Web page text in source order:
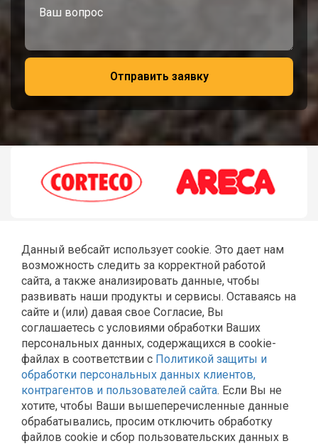
Данный вебсайт использует cookie. Это дает нам
возможность следить за корректной работой
сайта, а также анализировать данные, чтобы
развивать наши продукты и сервисы. Оставаясь на
сайте и (или) давая свое Согласие, Вы
соглашаетесь с условиями обработки Ваших
персональных данных, содержащихся в cookie-
файлах в соответствии с Политикой защиты и
обработки персональных данных клиентов,
контрагентов и пользователей сайта. Если Вы не
хотите, чтобы Ваши вышеперечисленные данные
обрабатывались, просим отключить обработку
файлов cookie и сбор пользовательских данных в
Отправить заявку
ГЛАВНАЯРЕМОНТ JCB ШЛАНГИ РВДСТЕКЛА JCB
КАТАЛОГ КОНТАКТЫ
Политика Общества с ограниченной ответственностью
«Эльторг» в отношении обработки персональных
данных
Согласие на обработку персональных данных
Политика обработки и защиты персональных данных в